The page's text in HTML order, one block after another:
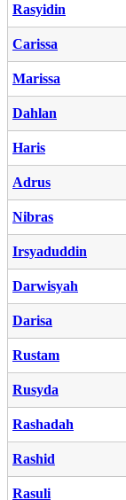
Rasyidin
Carissa
Marissa
Dahlan
Haris
Adrus
Nibras
Irsyaduddin
Darwisyah
Darisa
Rustam
Rusyda
Rashadah
Rashid
Rasuli